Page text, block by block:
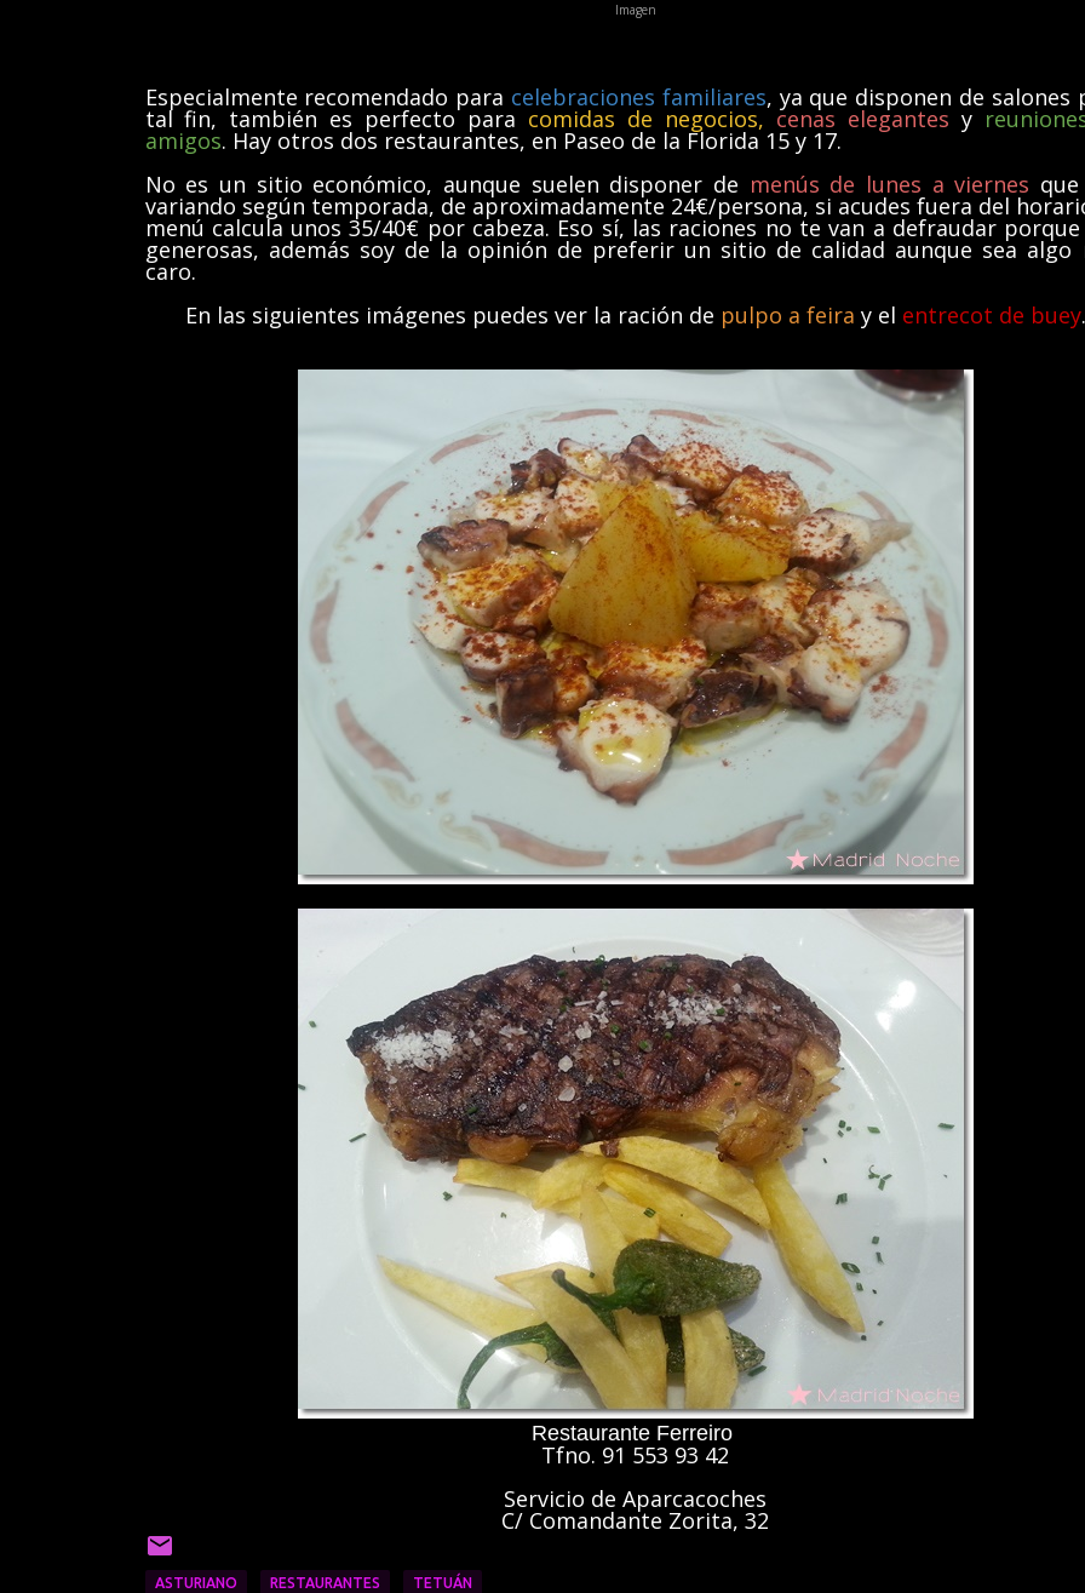
Imagen
Especialmente recomendado para celebraciones familiares, ya que disponen de salones
tal fin, también es perfecto para comidas de negocios, cenas elegantes y
amigos. Hay otros dos restaurantes, en Paseo de la Florida 15 y 17.
No es un sitio económico, aunque suelen disponer de menús de lunes a viernes
variando según temporada, de aproximadamente 24€/persona, si acudes fuera del
menú calcula unos 35/40€ por cabeza. Eso sí, las raciones no te van a defraudar
generosas, además soy de la opinión de preferir un sitio de calidad aunque sea algo
caro.
En las siguientes imágenes puedes ver la ración de pulpo a feira y el entrecot de buey.
Restaurante Ferreiro
Tfno. 91 553 93 42
Servicio de Aparcacoches
C/ Comandante Zorita, 32
ASTURIANO RESTAURANTES TETUÁN